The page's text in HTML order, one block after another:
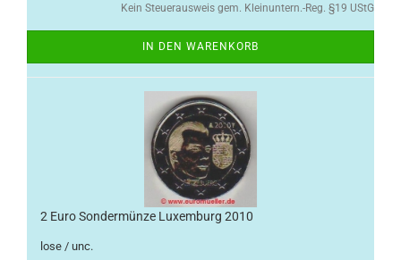
Kein Steuerausweis gem. Kleinuntern.-Reg. §19 UStG
IN DEN WARENKORB
2 Euro Sondermünze Luxemburg 2010
lose / unc.